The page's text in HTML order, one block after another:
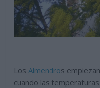
Los Almendros
cuando las